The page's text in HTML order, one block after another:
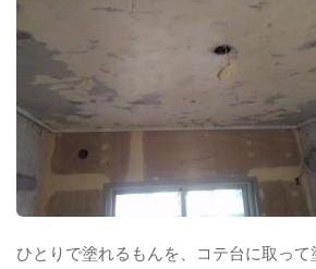
ひとりで塗れるもんを、コテ台に取って